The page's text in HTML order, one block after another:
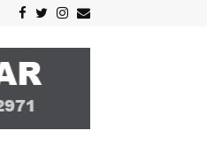
Facebook
TwitterInstagram
Email